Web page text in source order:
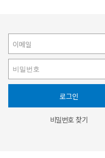
로그인
비밀번호 찾기